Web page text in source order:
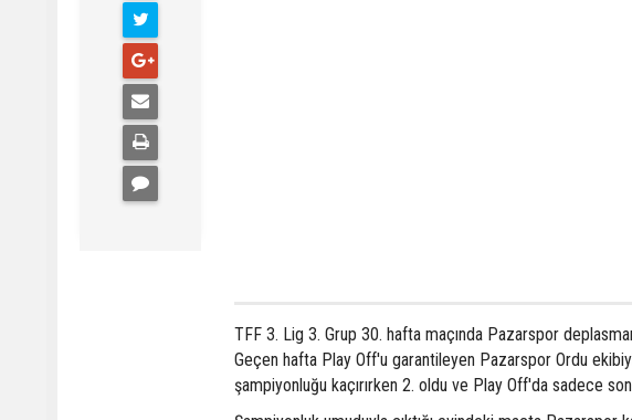
TFF 3. Lig 3. Grup 30. hafta maçında Pazarspor
Geçen hafta Play Off'u garantileyen Pazarspor Ordu
şampiyonluğu kaçırırken 2. oldu ve Play Off'da sadece